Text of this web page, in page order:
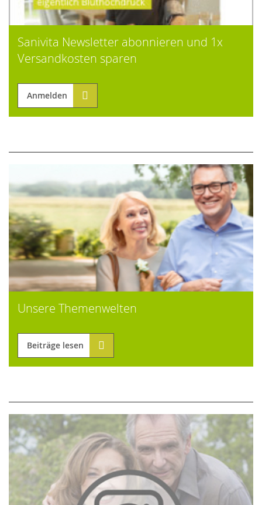
Sanivita Newsletter abonnieren und 1x
Versandkosten sparen
Anmelden
Unsere Themenwelten
Beiträge lesen